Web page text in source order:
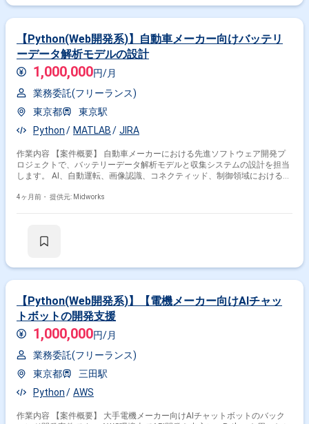
【Python(Web開発系)】自動車メーカー向けバッテリ
ーデータ解析モデルの設計
1,000,000円/月
業務委託(フリーランス)
東京都
東京駅
Python
MATLAB JIRA
作業内容 【案件概要】 自動車メーカーにおける先進ソフトウェア開発プ
ロジェクトで、バッテリーデータ解析モデルと収集システムの設計を担当
します。 AI、自動運転、画像認識、コネクティッド、制御領域における開
た解析モデル設計を行います。 AWSやDockerなどの環境を活用し、収集
4ヶ月前・ 提供元: Midworks
【Python(Web開発系)】【電機メーカー向けAIチャッ
トボットの開発支援
1,000,000円/月
業務委託(フリーランス)
東京都
三田駅
Python
AWS
作業内容 【案件概要】 大手電機メーカー向けAIチャットボットのバック